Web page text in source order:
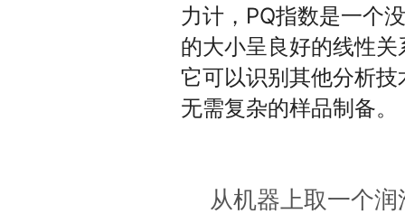
力计，PQ指数是一个
的大小呈良好的线性
它可以识别其他分析
无需复杂的样品制备。
从机器上取一个